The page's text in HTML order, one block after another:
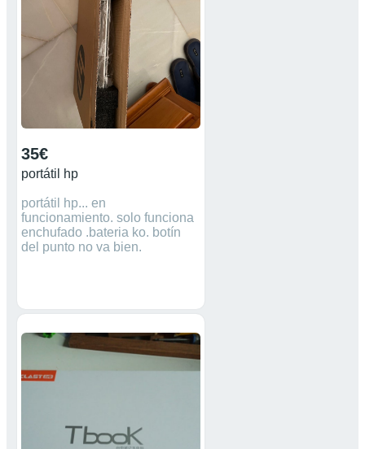
35€
portátil hp
portátil hp... en
funcionamiento. solo funciona
enchufado .bateria ko. botín
del punto no va bien.